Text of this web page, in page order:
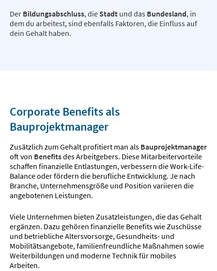
Der Bildungsabschluss, die Stadt und das Bundesland, in
dem du arbeitest, sind ebenfalls Faktoren, die Einfluss auf
dein Gehalt haben.
Corporate Benefits als
Bauprojektmanager
Zusätzlich zum Gehalt profitiert man als Bauprojektmanager
oft von Benefitsdes Arbeitgebers. Diese Mitarbeitervorteile
schaffen finanzielle Entlastungen, verbessern die Work-Life-
Balance oder fördern die berufliche Entwicklung. Je nach
Branche, Unternehmensgröße und Position variieren die
angebotenen Leistungen.
Viele Unternehmen bieten Zusatzleistungen, die das Gehalt
ergänzen. Dazu gehören finanzielle Benefits wie Zuschüsse
und betriebliche Altersvorsorge, Gesundheits- und
Mobilitätsangebote, familienfreundliche Maßnahmen sowie
Weiterbildungen und moderne Technik für mobiles
Arbeiten.